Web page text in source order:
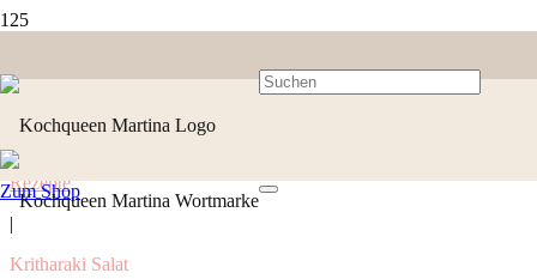
Zum Shop
Rezepte
|
Kritharaki Salat